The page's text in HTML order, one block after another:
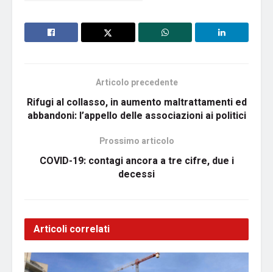
Articolo precedente
Rifugi al collasso, in aumento maltrattamenti ed
abbandoni: l’appello delle associazioni ai politici
Prossimo articolo
COVID-19: contagi ancora a tre cifre, due i
decessi
Articoli correlati